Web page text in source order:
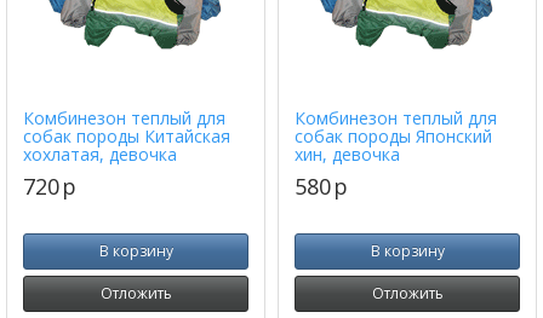
Комбинезон теплый для
собак породы Китайская
хохлатая, девочка
720p
В корзину
Отложить
Комбинезон теплый для
собак породы Японский
хин, девочка
580p
В корзину
Отложить